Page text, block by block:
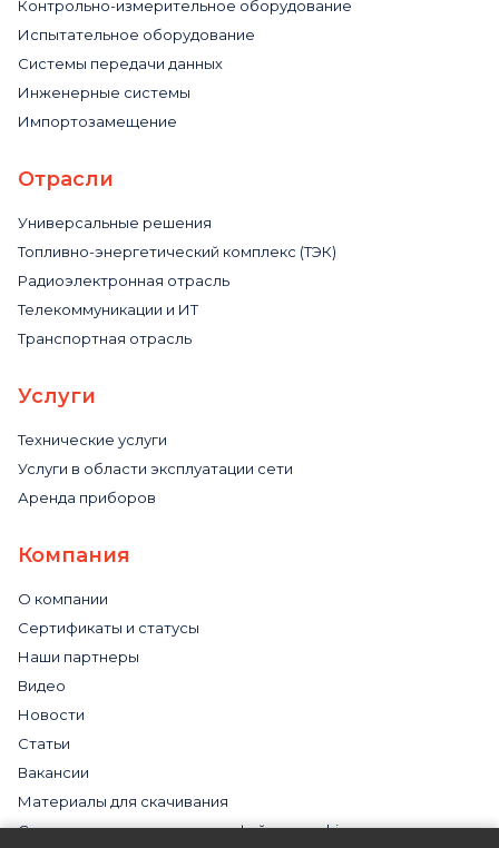
Контрольно-измерительное оборудование
Испытательное оборудование
Системы передачи данных
Инженерные системы
Импортозамещение
Отрасли
Универсальные решения
Топливно-энергетический комплекс (ТЭК)
Радиоэлектронная отрасль
Телекоммуникации и ИТ
Транспортная отрасль
Услуги
Технические услуги
Услуги в области эксплуатации сети
Аренда приборов
Компания
О компании
Сертификаты и статусы
Наши партнеры
Видео
Новости
Статьи
Вакансии
Материалы для скачивания
Cогласие на использование файлов cookies